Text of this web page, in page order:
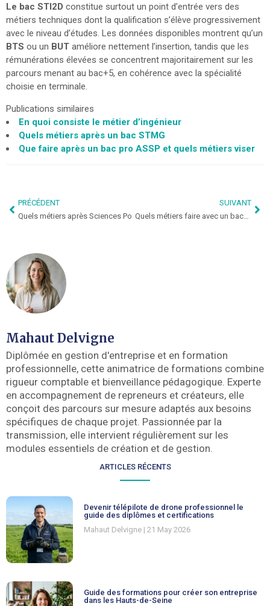
Le bac STI2D constitue surtout un point d’entrée vers des
métiers techniques dont la qualification s’élève progressivement
avec le niveau d’études. Les données disponibles montrent qu’un
BTS ou un BUT améliore nettement l’insertion, tandis que les
rémunérations élevées se concentrent majoritairement sur les
parcours menant au bac+5, en cohérence avec la spécialité
choisie en terminale.
Publications similaires
En quoi consiste le métier d’ingénieur
Quels métiers après un bac STMG
Que faire après un bac pro ASSP et quels métiers viser
PRÉCÉDENT
Quels métiers après Sciences Po
SUIVANT
Quels métiers faire avec un bachibac
Mahaut Delvigne
Diplômée en gestion d'entreprise et en formation
professionnelle, cette animatrice de formations combine
rigueur comptable et bienveillance pédagogique. Experte
en accompagnement de repreneurs et créateurs, elle
conçoit des parcours sur mesure adaptés aux besoins
spécifiques de chaque projet. Passionnée par la
transmission, elle intervient régulièrement sur les
modules essentiels de création et de gestion.
ARTICLES RÉCENTS
Devenir télépilote de drone professionnel le
guide des diplômes et certifications
Mahaut Delvigne 21 May 2026
Guide des formations pour créer son entreprise
dans les Hauts-de-Seine